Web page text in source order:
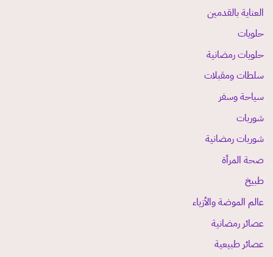
العناية بالقدمين
حلويات
حلويات رمضانية
سلطات ومقبلات
سياحة وسفر
شوربات
شوربات رمضانية
صحة المرأة
طبيخ
عالم الموضة والأزياء
عصائر رمضانية
عصائر طبيعية